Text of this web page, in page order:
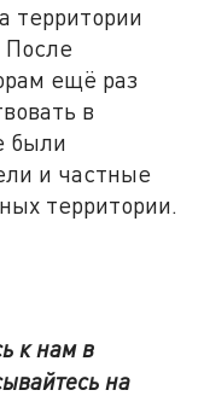
территории
После
ещё раз
в
были
и частные
территории.
к нам в
на